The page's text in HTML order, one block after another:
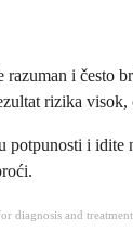
i često
rizika
i
and